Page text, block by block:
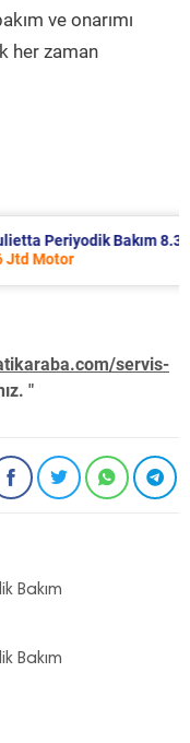
ve onarımı
her zaman
Bakım 8.340 TL
servis-
"
Bakım
Bakım